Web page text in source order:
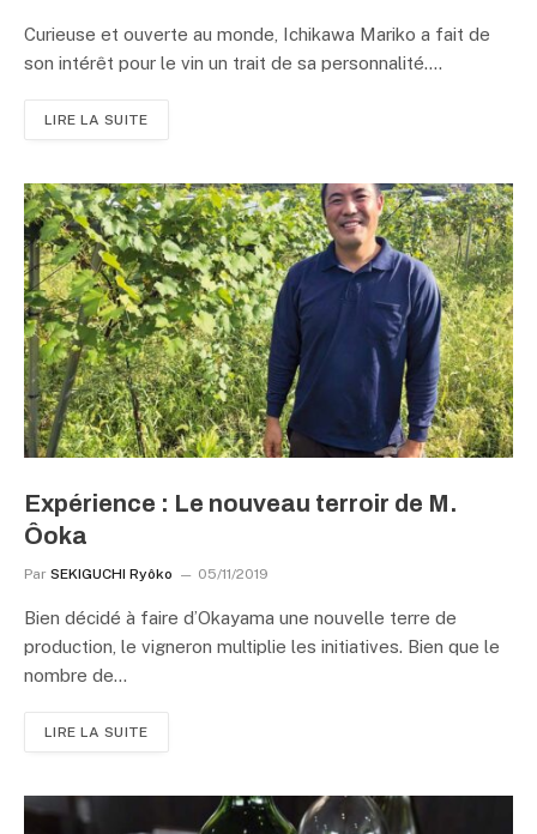
Curieuse et ouverte au monde, Ichikawa Mariko a fait de
son intérêt pour le vin un trait de sa personnalité.…
LIRE LA SUITE
Expérience : Le nouveau terroir de M.
Ôoka
Par SEKIGUCHI Ryôko 05/11/2019
Bien décidé à faire d’Okayama une nouvelle terre de
production, le vigneron multiplie les initiatives. Bien que le
nombre de…
LIRE LA SUITE